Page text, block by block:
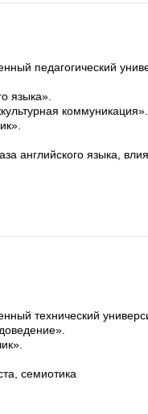
педагогический
языка».
коммуникация».
английского языка,
технический
семиотика